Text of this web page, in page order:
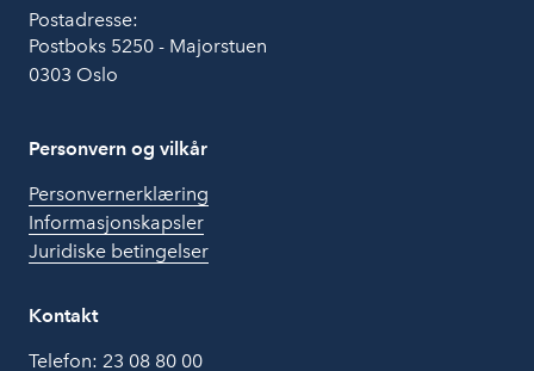
Postadresse:
Postboks 5250 - Majorstuen
0303 Oslo
Personvern og vilkår
Personvernerklæring
Informasjonskapsler
Juridiske betingelser
Kontakt
Telefon: 23 08 80 00